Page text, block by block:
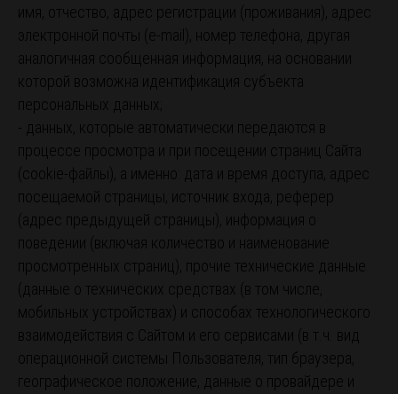
имя, отчество, адрес регистрации (проживания), адрес
электронной почты (e-mail), номер телефона, другая
аналогичная сообщенная информация, на основании
которой возможна идентификация субъекта
персональных данных;
- данных, которые автоматически передаются в
процессе просмотра и при посещении страниц Сайта
(cookie-файлы), а именно: дата и время доступа, адрес
посещаемой страницы, источник входа, реферер
(адрес предыдущей страницы), информация о
поведении (включая количество и наименование
просмотренных страниц), прочие технические данные
(данные о технических средствах (в том числе,
мобильных устройствах) и способах технологического
взаимодействия с Сайтом и его сервисами (в т.ч. вид
операционной системы Пользователя, тип браузера,
географическое положение, данные о провайдере и